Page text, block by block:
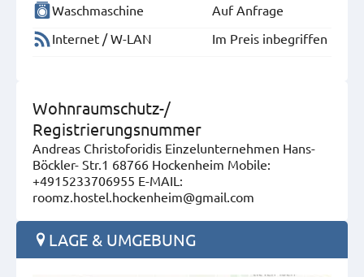
Waschmaschine
Auf Anfrage
Internet / W-LAN
Im Preis inbegriffen
Wohnraumschutz-/
Registrierungsnummer
Andreas Christoforidis Einzelunternehmen Hans-
Böckler- Str.1 68766 Hockenheim Mobile:
+4915233706955 E-MAIL:
roomz.hostel.hockenheim@gmail.com
LAGE & UMGEBUNG